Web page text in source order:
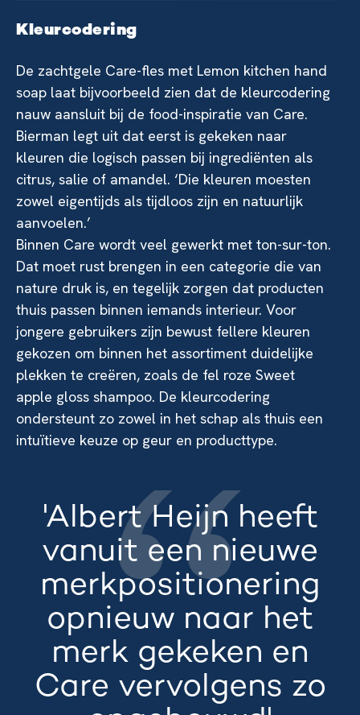
Kleurcodering
De zachtgele Care-fles met Lemon kitchen hand
soap laat bijvoorbeeld zien dat de kleurcodering
nauw aansluit bij de food-inspiratie van Care.
Bierman legt uit dat eerst is gekeken naar
kleuren die logisch passen bij ingrediënten als
citrus, salie of amandel. ‘Die kleuren moesten
zowel eigentijds als tijdloos zijn en natuurlijk
aanvoelen.’
Binnen Care wordt veel gewerkt met ton-sur-ton.
Dat moet rust brengen in een categorie die van
nature druk is, en tegelijk zorgen dat producten
thuis passen binnen iemands interieur. Voor
jongere gebruikers zijn bewust fellere kleuren
gekozen om binnen het assortiment duidelijke
plekken te creëren, zoals de fel roze Sweet
apple gloss shampoo. De kleurcodering
ondersteunt zo zowel in het schap als thuis een
intuïtieve keuze op geur en producttype.
'Albert Heijn heeft
vanuit een nieuwe
merkpositionering
opnieuw naar het
merk gekeken en
Care vervolgens zo